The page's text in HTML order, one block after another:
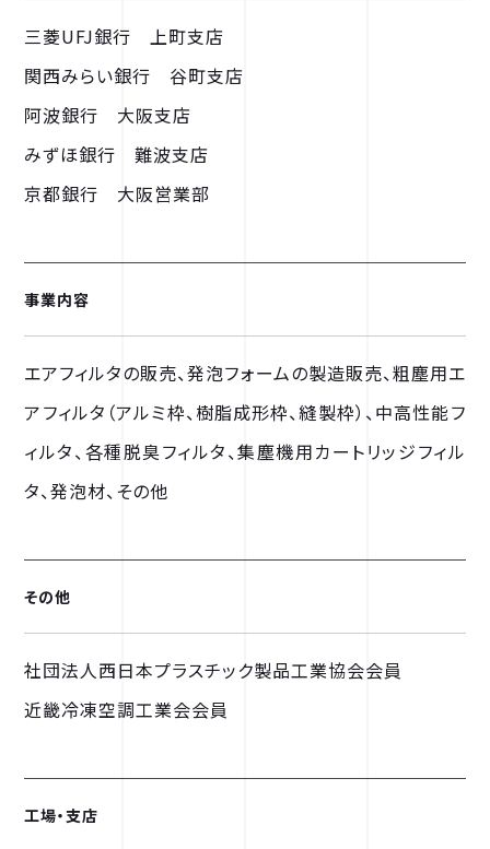
三菱UFJ銀行 上町支店
関西みらい銀行 谷町支店
阿波銀行 大阪支店
みずほ銀行 難波支店
京都銀行 大阪営業部
事業内容
エアフィルタの販売、発泡フォームの製造販売、粗塵用エ
アフィルタ（アルミ枠、樹脂成形枠、縫製枠）、中高性能フ
ィルタ、各種脱臭フィルタ、集塵機用カートリッジフィル
タ、発泡材、その他
その他
社団法人西日本プラスチック製品工業協会会員
近畿冷凍空調工業会会員
工場・支店